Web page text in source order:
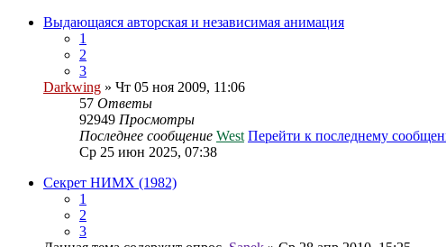
Выдающаяся авторская и независимая анимация
1
2
3
Darkwing » Чт 05 ноя 2009, 11:06
57 Ответы
92949 Просмотры
Последнее сообщение West Перейти к последнему
Ср 25 июн 2025, 07:38
Секрет НИМХ (1982)
1
2
3